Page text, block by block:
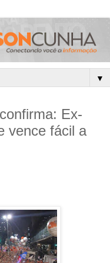
▼
Ex-
vence fácil a